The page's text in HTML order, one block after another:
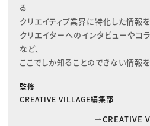
る
クリエイティブ業界に特化した情報を
クリエイターへのインタビューやコ
など、
ここでしか知ることのできない情報を
監修
CREATIVE VILLAGE編集部
CREATIVE